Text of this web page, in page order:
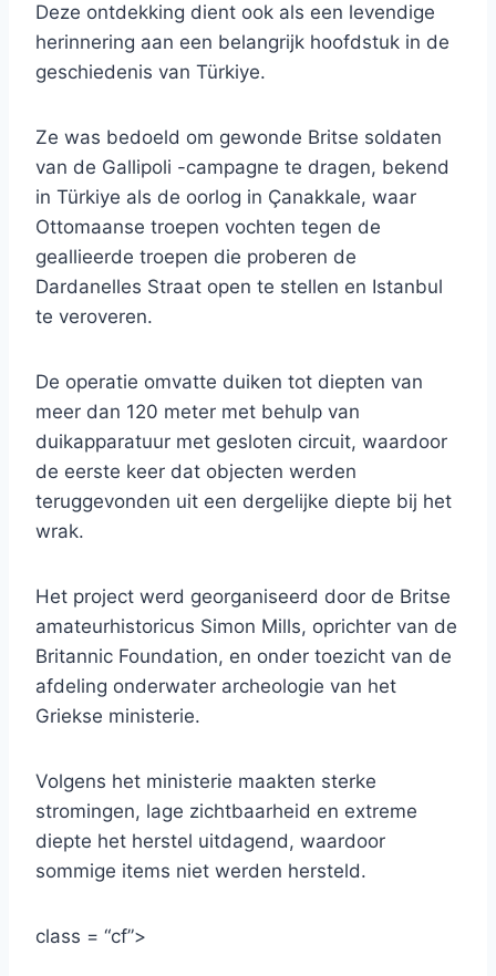
Deze ontdekking dient ook als een levendige
herinnering aan een belangrijk hoofdstuk in de
geschiedenis van Türkiye.
Ze was bedoeld om gewonde Britse soldaten
van de Gallipoli -campagne te dragen, bekend
in Türkiye als de oorlog in Çanakkale, waar
Ottomaanse troepen vochten tegen de
geallieerde troepen die proberen de
Dardanelles Straat open te stellen en Istanbul
te veroveren.
De operatie omvatte duiken tot diepten van
meer dan 120 meter met behulp van
duikapparatuur met gesloten circuit, waardoor
de eerste keer dat objecten werden
teruggevonden uit een dergelijke diepte bij het
wrak.
Het project werd georganiseerd door de Britse
amateurhistoricus Simon Mills, oprichter van de
Britannic Foundation, en onder toezicht van de
afdeling onderwater archeologie van het
Griekse ministerie.
Volgens het ministerie maakten sterke
stromingen, lage zichtbaarheid en extreme
diepte het herstel uitdagend, waardoor
sommige items niet werden hersteld.
class = “cf”>